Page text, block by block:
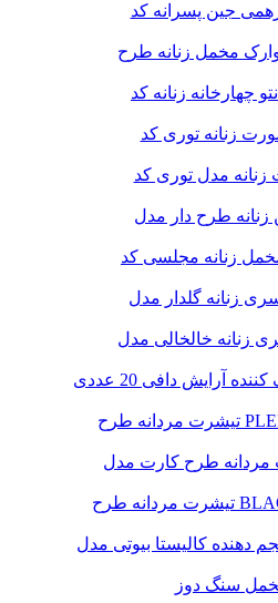
آرایش دافی 20 عددی
سنگ دوز